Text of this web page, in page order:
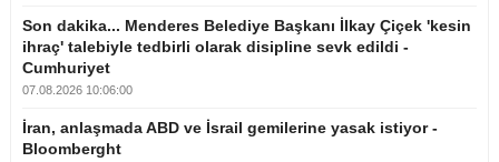
Son dakika... Menderes Belediye Başkanı İlkay Çiçek 'kesin
ihraç' talebiyle tedbirli olarak disipline sevk edildi -
Cumhuriyet
07.08.2026 10:06:00
İran, anlaşmada ABD ve İsrail gemilerine yasak istiyor -
Bloomberght